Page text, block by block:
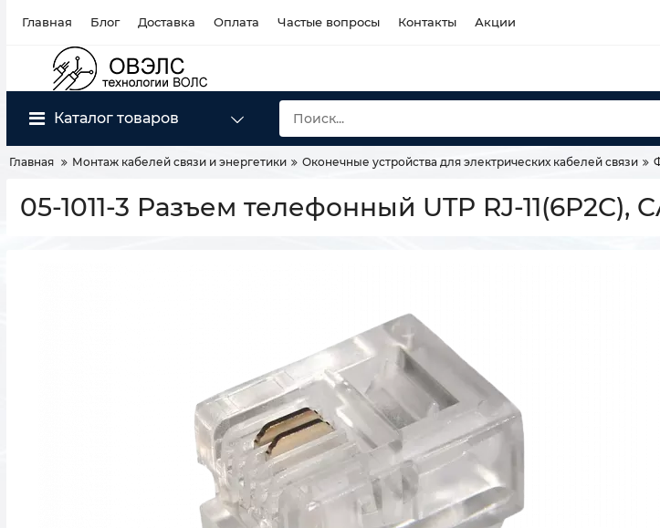
Главная Блог Доставка Оплата Частые вопросы Контакты Акции
Каталог товаров
Главная Монтаж кабелей связи и энергетики Оконечные устройства для электрических кабелей связи
05-1011-3 Разъем телефонный UTP RJ-11(6P2C),